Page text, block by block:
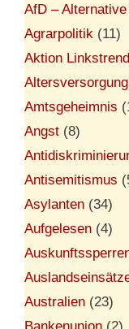
AfD –
Agrarpolitik (11)
Aktion
Altersversorgung
Amtsgeheimnis
Angst (8)
Antisemitismus
Asylanten (34)
Aufgelesen (4)
Australien (23)